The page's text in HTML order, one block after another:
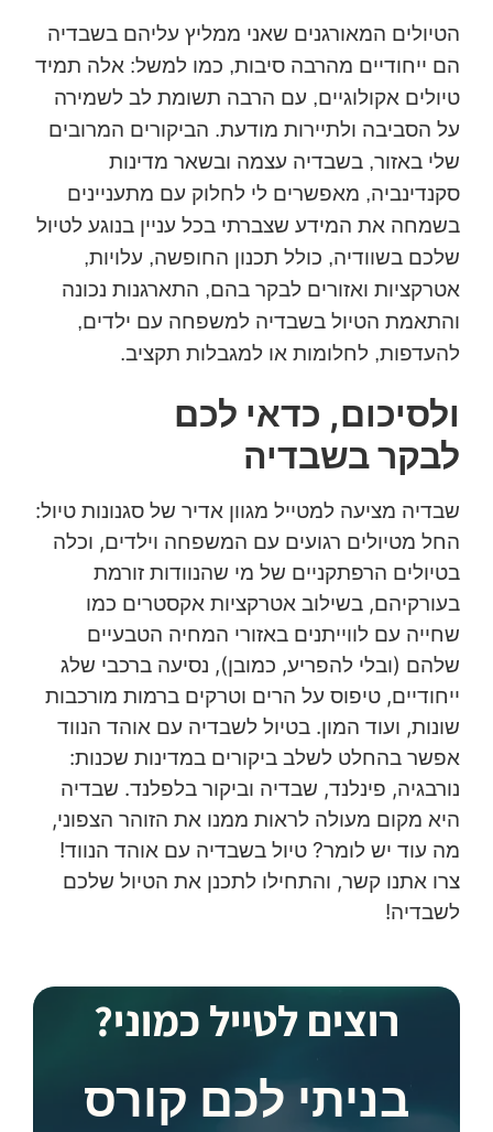
הטיולים המאורגנים שאני ממליץ עליהם בשבדיה
הם ייחודיים מהרבה סיבות, כמו למשל: אלה תמיד
טיולים אקולוגיים, עם הרבה תשומת לב לשמירה
על הסביבה ולתיירות מודעת. הביקורים המרובים
שלי באזור, בשבדיה עצמה ובשאר מדינות
סקנדינביה, מאפשרים לי לחלוק עם מתעניינים
בשמחה את המידע שצברתי בכל עניין בנוגע לטיול
שלכם בשוודיה, כולל תכנון החופשה, עלויות,
אטרקציות ואזורים לבקר בהם, התארגנות נכונה
והתאמת הטיול בשבדיה למשפחה עם ילדים,
להעדפות, לחלומות או למגבלות תקציב.
ולסיכום, כדאי לכם
לבקר בשבדיה
שבדיה מציעה למטייל מגוון אדיר של סגנונות טיול:
החל מטיולים רגועים עם המשפחה וילדים, וכלה
בטיולים הרפתקניים של מי שהנוודות זורמת
בעורקיהם, בשילוב אטרקציות אקסטרים כמו
שחייה עם לווייתנים באזורי המחיה הטבעיים
שלהם (ובלי להפריע, כמובן), נסיעה ברכבי שלג
ייחודיים, טיפוס על הרים וטרקים ברמות מורכבות
שונות, ועוד המון. בטיול לשבדיה עם אוהד הנווד
אפשר בהחלט לשלב ביקורים במדינות שכנות:
נורבגיה, פינלנד, שבדיה וביקור בלפלנד. שבדיה
היא מקום מעולה לראות ממנו את הזוהר הצפוני,
מה עוד יש לומר? טיול בשבדיה עם אוהד הנווד!
צרו אתנו קשר, והתחילו לתכנן את הטיול שלכם
לשבדיה!
רוצים לטייל כמוני?
בניתי לכם קורס